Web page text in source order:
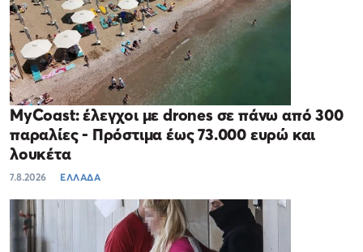
MyCoast: έλεγχοι με drones σε πάνω από 300
παραλίες - Πρόστιμα έως 73.000 ευρώ και
λουκέτα
7.8.2026 ΕΛΛΑΔΑ